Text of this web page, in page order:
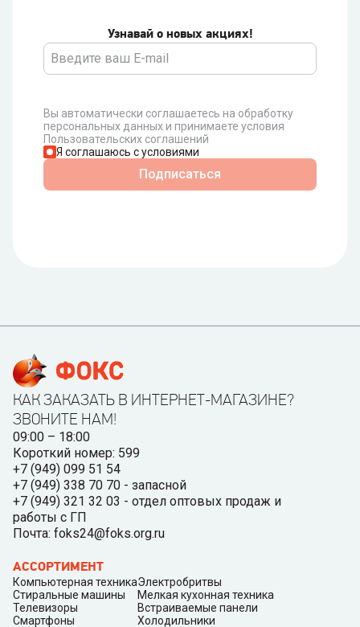
Узнавай о новых акциях!
Вы автоматически соглашаетесь на обработку
персональных данных и принимаете условия
Пользовательских соглашений
Я соглашаюсь с условиями
Подписаться
КАК ЗАКАЗАТЬ В ИНТЕРНЕТ-МАГАЗИНЕ?
ЗВОНИТЕ НАМ!
09:00 – 18:00
Короткий номер: 599
+7 (949) 099 51 54
+7 (949) 338 70 70 - запасной
+7 (949) 321 32 03 - отдел оптовых продаж и
работы с ГП
Почта: foks24@foks.org.ru
АССОРТИМЕНТ
Компьютерная техника
Стиральные машины
Телевизоры
Смартфоны
Электробритвы
Мелкая кухонная техника
Встраиваемые панели
Холодильники